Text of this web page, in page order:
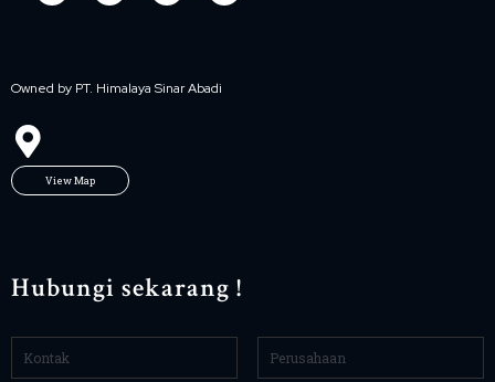
Owned by PT. Himalaya Sinar Abadi
View Map
Hubungi sekarang !